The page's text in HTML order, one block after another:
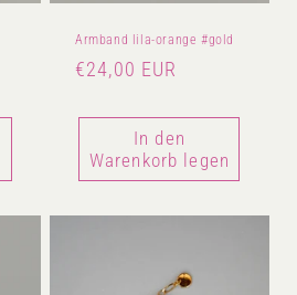
Armband lila-orange #gold
Normaler
€24,00 EUR
In den
Warenkorb legen